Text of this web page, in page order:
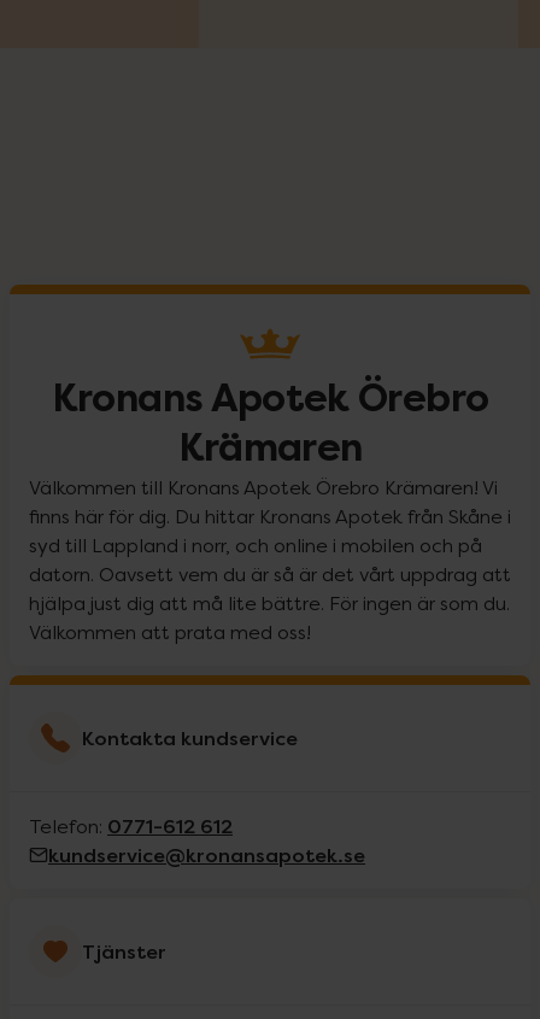
Kronans Apotek Örebro
Krämaren
Välkommen till Kronans Apotek Örebro Krämaren! Vi
finns här för dig. Du hittar Kronans Apotek från Skåne i
syd till Lappland i norr, och online i mobilen och på
datorn. Oavsett vem du är så är det vårt uppdrag att
hjälpa just dig att må lite bättre. För ingen är som du.
Välkommen att prata med oss!
Kontakta kundservice
Telefon: 0771-612 612
kundservice@kronansapotek.se
Tjänster